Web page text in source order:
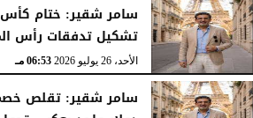
تشكيل تدفقات رأس
الأحد، 26 يوليو 2026 06:53 مـ
سامر شقير: تقلص